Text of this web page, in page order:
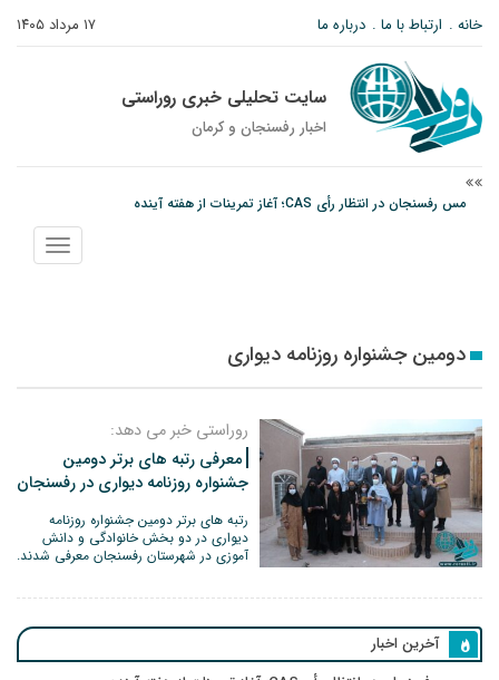
۱۷ مرداد ۱۴۰۵ خانه ارتباط با ما درباره ما
سایت تحلیلی خبری روراستی
اخبار رفسنجان و كرمان
مس رفسنجان در انتظار رأی CAS؛ آغاز تمرینات از هفته آینده
پیام رئیس کل دادگستری استان کرمان به مناسبت ۱۷ مردادماه سالروز شهادت شهید
نمایش
منو
دومین جشنواره روزنامه دیواری
روراستی خبر می دهد:
معرفی رتبه های برتر دومین
جشنواره روزنامه دیواری در رفسنجان
رتبه های برتر دومین جشنواره روزنامه
دیواری در دو بخش خانوادگی و دانش
آموزی در شهرستان رفسنجان معرفی شدند.
آخرین اخبار